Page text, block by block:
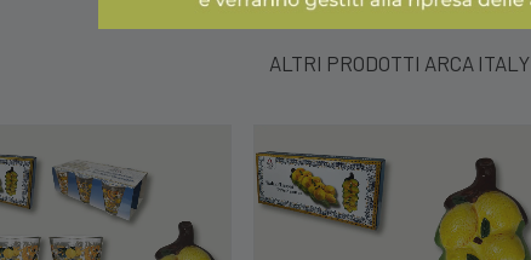
ALTRI PRODOTTI ARCA ITALY